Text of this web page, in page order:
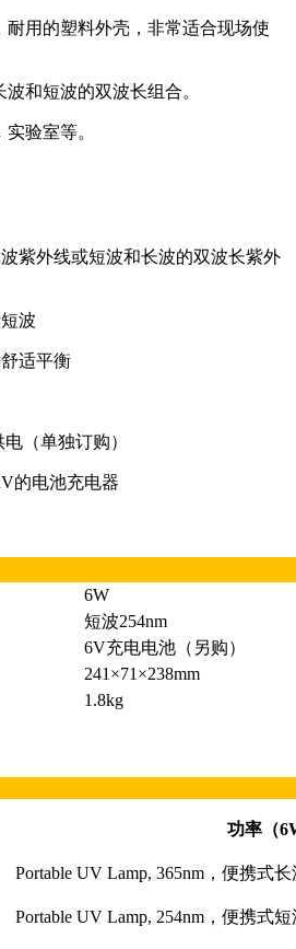
用的塑料外壳，非常适合现场使
和短波的双波长组合。
验室等。
紫外线或短波和长波的双波长紫外
波
适平衡
（单独订购）
的电池充电器
6W
短波254nm
6V充电电池（另购）
241×71×238mm
1.8kg
功率（
Portable UV Lamp, 365nm，便携式
Portable UV Lamp, 254nm，便携式